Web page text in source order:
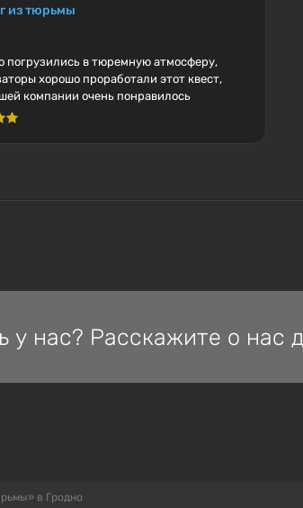
из тюрьмы
погрузились в тюремную атмосферу,
хорошо проработали этот квест,
компании очень понравилось
у нас? Расскажите о нас
в Гродно